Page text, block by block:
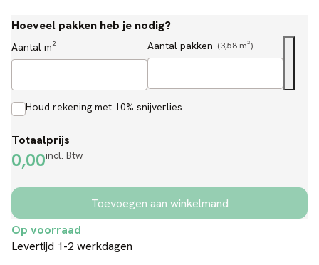
Hoeveel pakken heb je nodig?
Aantal m² Aantal pakken (3,58 m²)
Houd rekening met 10% snijverlies
Totaalprijs
0,00incl. Btw
Toevoegen aan winkelmand
Op voorraad
Levertijd 1-2 werkdagen